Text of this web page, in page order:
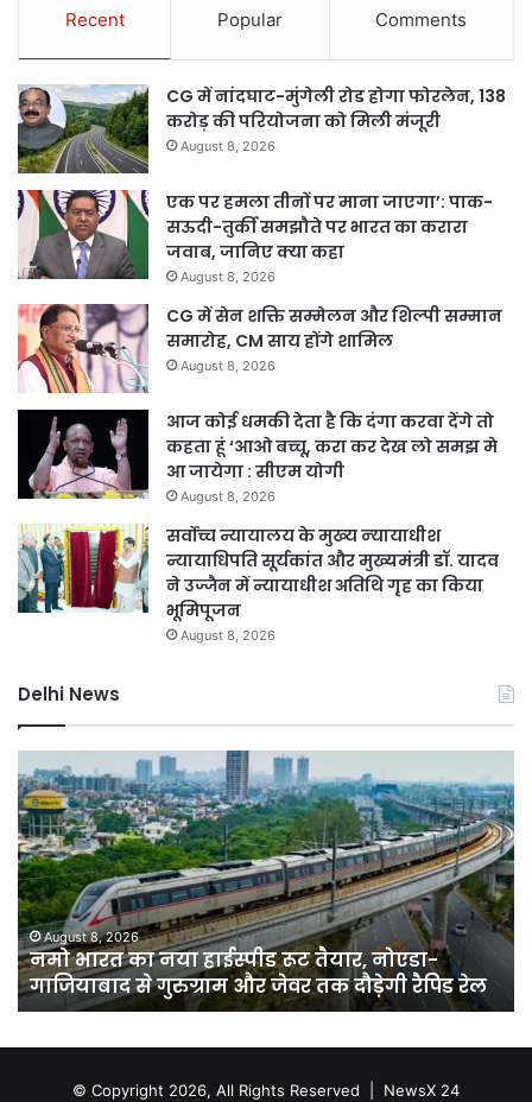
Recent Popular Comments
CG में नांदघाट-मुंगेली रोड होगा फोरलेन, 138
करोड़ की परियोजना को मिली मंजूरी
August 8, 2026
एक पर हमला तीनों पर माना जाएगा’: पाक-
सऊदी-तुर्की समझौते पर भारत का करारा
जवाब, जानिए क्या कहा
August 8, 2026
CG में सेन शक्ति सम्मेलन और शिल्पी सम्मान
समारोह, CM साय होंगे शामिल
August 8, 2026
आज कोई धमकी देता है कि दंगा करवा देंगे तो
कहता हूं ‘आओ बच्चू, करा कर देख लो समझ मे
आ जायेगा : सीएम योगी
August 8, 2026
सर्वोच्च न्यायालय के मुख्‍य न्‍यायाधीश
न्यायाधिपति सूर्यकांत और मुख्यमंत्री डॉ. यादव
ने उज्जैन में न्यायाधीश अतिथि गृह का किया
भूमिपूजन
August 8, 2026
Delhi News
भारत
का
नया
हाईस्पीड
रूट
तैयार,
नोएडा-
गाजियाबाद
से
गुरुग्राम
August 8, 2026
नमो भारत का नया हाईस्पीड रूट तैयार, नोएडा-
गाजियाबाद से गुरुग्राम और जेवर तक दौड़ेगी रैपिड रेल
बाग
में
© Copyright 2026, All Rights Reserved | NewsX 24